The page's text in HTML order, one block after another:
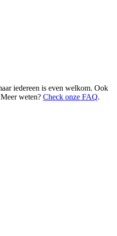
iedereen is even welkom. Ook
weten? Check onze FAQ.